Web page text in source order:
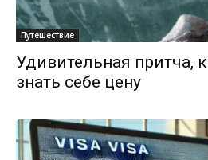
Путешествие
Удивительная притча,
знать себе цену